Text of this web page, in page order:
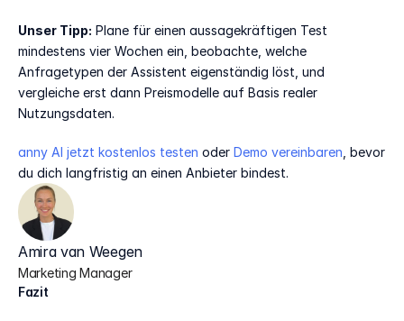
Amira van Weegen
Marketing Manager
Fazit
Unser Tipp: Plane für einen aussagekräftigen Test
mindestens vier Wochen ein, beobachte, welche
Anfragetypen der Assistent eigenständig löst, und
vergleiche erst dann Preismodelle auf Basis realer
Nutzungsdaten.
anny AI jetzt kostenlos testen oder Demo vereinbaren , bevor
du dich langfristig an einen Anbieter bindest.